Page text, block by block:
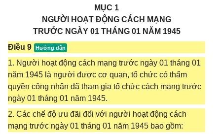
MỤC 1
NGƯỜI HOẠT ĐỘNG CÁCH MẠNG
TRƯỚC NGÀY 01 THÁNG 01 NĂM 1945
Điều 9
1. Người hoạt động cách mạng trước ngày 01 tháng 01
năm 1945 là người được cơ quan, tổ chức có thẩm
quyền công nhận đã tham gia tổ chức cách mạng trước
ngày 01 tháng 01 năm 1945.
2. Các chế độ ưu đãi đối với người hoạt động cách
mạng trước ngày 01 tháng 01 năm 1945 bao gồm: